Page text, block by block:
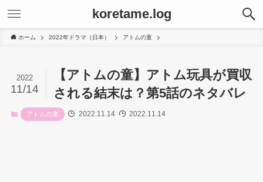
koretame.log
ホーム 2022年ドラマ（日本） アトムの童
【アトムの童】アトム玩具が買収
される結末は？第5話のネタバレ
2022
11/14
アトムの童 2022.11.14 2022.11.14